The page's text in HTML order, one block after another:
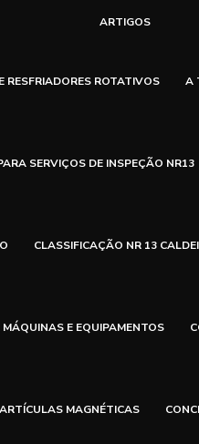
ARTIGOS
RESFRIADORES ROTATIVOS A
SERVIÇOS DE INSPEÇÃO NR13
CLASSIFICAÇÃO NR 13
E EQUIPAMENTOS
MAGNÉTICAS